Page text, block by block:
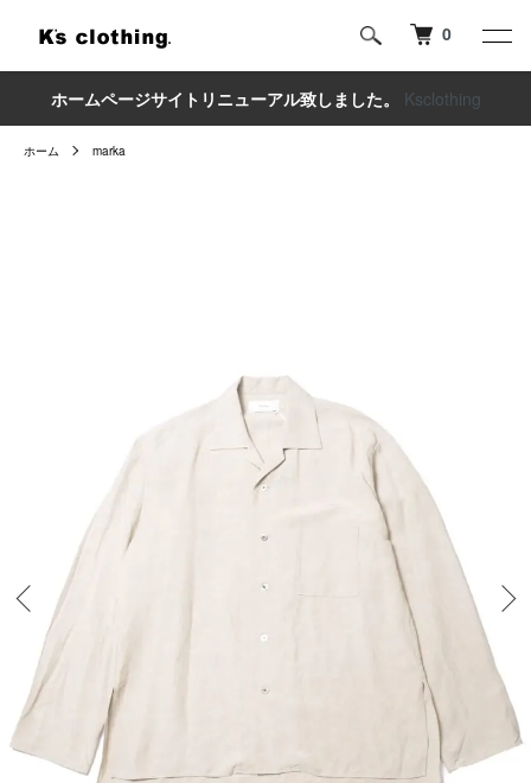
0
ホームページサイトリニューアル致しました。 Ksclothing
ホーム marka